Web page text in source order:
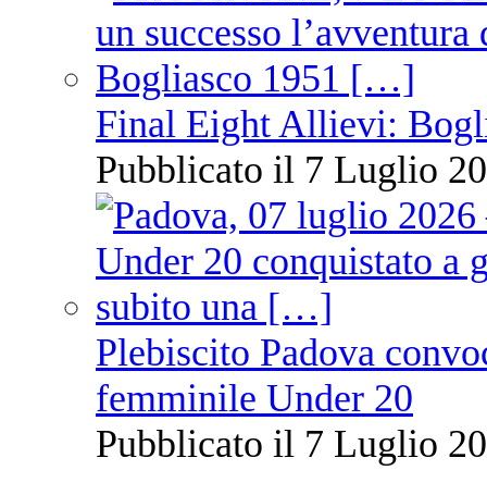
Final Eight Allievi:
Pubblicato il 7 Luglio
Plebiscito Padova
femminile Under 20
Pubblicato il 7 Luglio